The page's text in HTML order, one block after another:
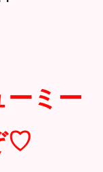
ミー
♡